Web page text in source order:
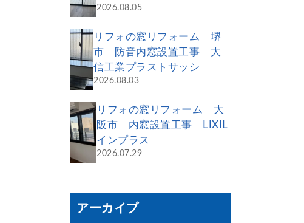
2026.08.05
リフォの窓リフォーム 堺
市 防音内窓設置工事 大
信工業プラストサッシ
2026.08.03
リフォの窓リフォーム 大
阪市 内窓設置工事 LIXIL
インプラス
2026.07.29
アーカイブ